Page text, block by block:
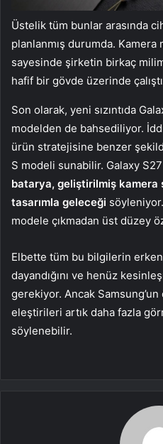
Üstelik tüm bunlar arasında
planlanmış durumda.
sayesinde şirketin birkaç
hafif bir gövde üzerinde
Son olarak, yeni sızıntıda
modelden de bahsediliyor.
ürün stratejisine benzer
S modeli sunabilir. Galaxy
batarya, geliştirilmiş kamera
tasarımla geleceği
modele çıkmadan üst düzey
Elbette tüm bu bilgilerin
dayandığını ve henüz
gerekiyor. Ancak
eleştirileri artık daha fazla
söylenebilir.